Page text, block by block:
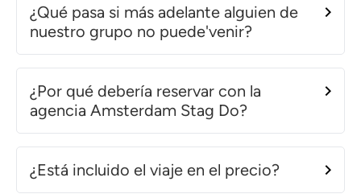
¿Qué pasa si más adelante alguien de
nuestro grupo no puede'venir?
¿Por qué debería reservar con la
agencia Amsterdam Stag Do?
¿Está incluido el viaje en el precio?